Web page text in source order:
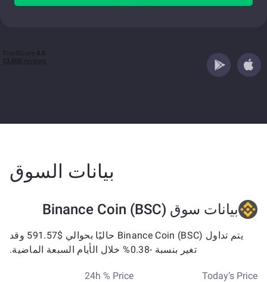
بيانات السوق
بيانات سوق Binance Coin (BSC)
يتم تداول Binance Coin (BSC) حاليًا بحوالي $591.57 وقد
تغير بنسبة -0.38% خلال الأيام السبعة الماضية.
Today’s Price
24h % Price